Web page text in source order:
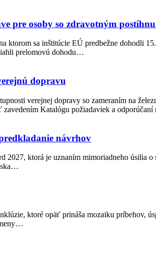
pre osoby so zdravotným
ktorom sa inštitúcie EÚ predbežne dohodli
prelomovú dohodu…
dopravu
verejnej dopravy so zameraním na
zavedením Katalógu požiadaviek a
návrhov
ktorá je uznaním mimoriadneho úsilia
ktoré opäť prináša mozaiku príbehov,